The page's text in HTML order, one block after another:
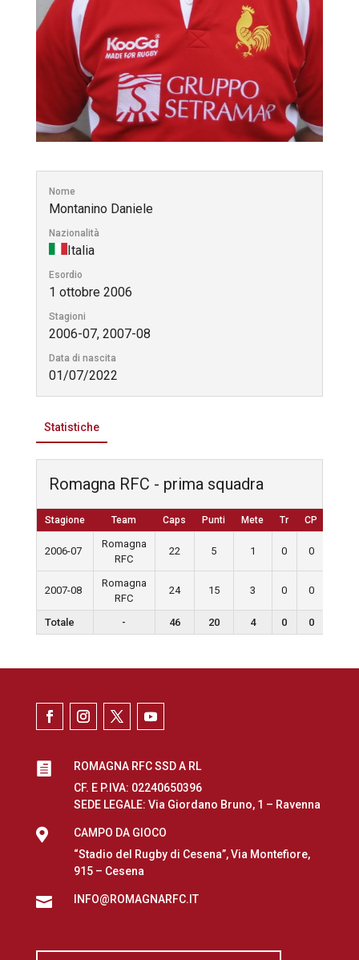
Nome
Montanino Daniele
Nazionalità
Italia
Esordio
1 ottobre 2006
Stagioni
2006-07, 2007-08
Data di nascita
01/07/2022
Statistiche
Romagna RFC - prima squadra
Stagione Team Caps Punti Mete Tr CP
2006-07
Romagna
RFC
22 5 1 0 0
2007-08
Romagna
RFC
24 15 3 0 0
Totale - 46 20 4 0 0

ROMAGNA RFC SSD A RL
CF. E P.IVA: 02240650396
SEDE LEGALE: Via Giordano Bruno, 1 – Ravenna

CAMPO DA GIOCO
“Stadio del Rugby di Cesena”, Via Montefiore,
915 – Cesena
 INFO@ROMAGNARFC.IT